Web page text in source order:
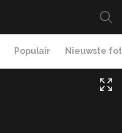
Populair Nieuwste